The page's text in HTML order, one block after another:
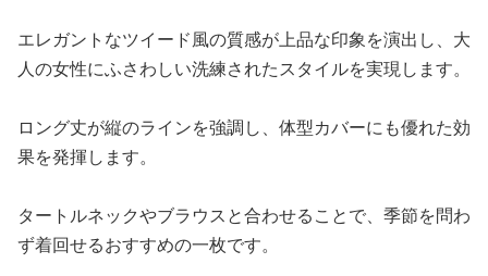
エレガントなツイード風の質感が上品な印象を演出し、大
人の女性にふさわしい洗練されたスタイルを実現します。
ロング丈が縦のラインを強調し、体型カバーにも優れた効
果を発揮します。
タートルネックやブラウスと合わせることで、季節を問わ
ず着回せるおすすめの一枚です。